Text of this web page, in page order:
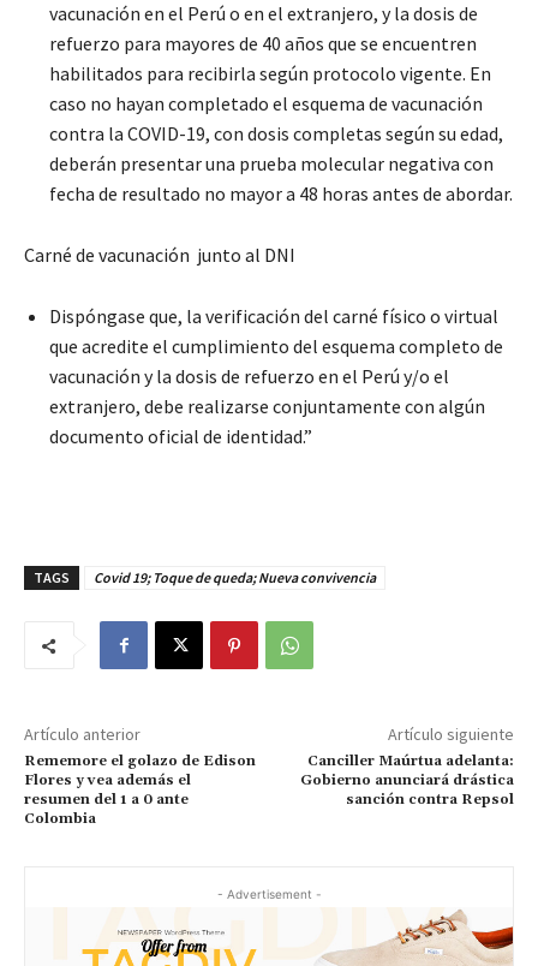
vacunación en el Perú o en el extranjero, y la dosis de
refuerzo para mayores de 40 años que se encuentren
habilitados para recibirla según protocolo vigente. En
caso no hayan completado el esquema de vacunación
contra la COVID-19, con dosis completas según su edad,
deberán presentar una prueba molecular negativa con
fecha de resultado no mayor a 48 horas antes de abordar.
Carné de vacunación junto al DNI
Dispóngase que, la verificación del carné físico o virtual
que acredite el cumplimiento del esquema completo de
vacunación y la dosis de refuerzo en el Perú y/o el
extranjero, debe realizarse conjuntamente con algún
documento oficial de identidad.”
TAGS Covid 19; Toque de queda; Nueva convivencia
Artículo anterior
Rememore el golazo de Edison
Flores y vea además el
resumen del 1 a 0 ante
Colombia
Artículo siguiente
Canciller Maúrtua adelanta:
Gobierno anunciará drástica
sanción contra Repsol
- Advertisement -